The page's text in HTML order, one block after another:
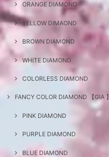
ORANGE DIAMOND
YELLOW DIMAOND
BROWN DIAMOND
WHITE DIAMOND
COLORLESS DIAMOND
FANCY COLOR DIAMOND 【GIA 】
PINK DIAMOND
PURPLE DIAMOND
BLUE DIAMOND